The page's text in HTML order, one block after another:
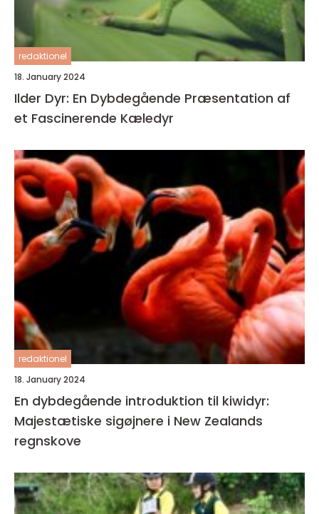
redaktionel
18. January 2024
Ilder Dyr: En Dybdegående Præsentation af
et Fascinerende Kæledyr
redaktionel
18. January 2024
En dybdegående introduktion til kiwidyr:
Majestætiske sigøjnere i New Zealands
regnskove